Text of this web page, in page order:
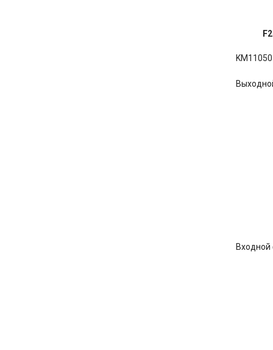
F2
KM11050